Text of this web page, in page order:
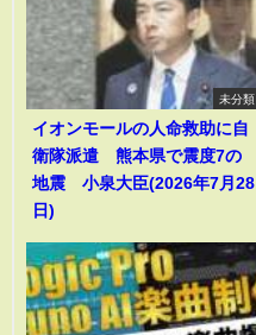
未分類
イオンモールの人命救助に自
衛隊派遣 熊本県で震度7の
地震 小泉大臣(2026年7月28
日)